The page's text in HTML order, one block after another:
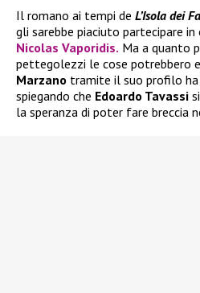
Il romano ai tempi de L’Isola dei
gli sarebbe piaciuto partecipare in
Nicolas Vaporidis. Ma a quanto
pettegolezzi le cose potrebbero
Marzano tramite il suo profilo
spiegando che Edoardo Tavassi
la speranza di poter fare breccia